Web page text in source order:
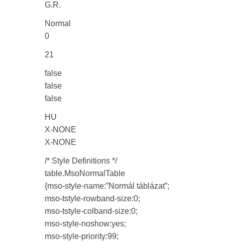
G.R.
Normal
0
21
false
false
false
HU
X-NONE
X-NONE
/* Style Definitions */
table.MsoNormalTable
{mso-style-name:”Normál táblázat”;
mso-tstyle-rowband-size:0;
mso-tstyle-colband-size:0;
mso-style-noshow:yes;
mso-style-priority:99;